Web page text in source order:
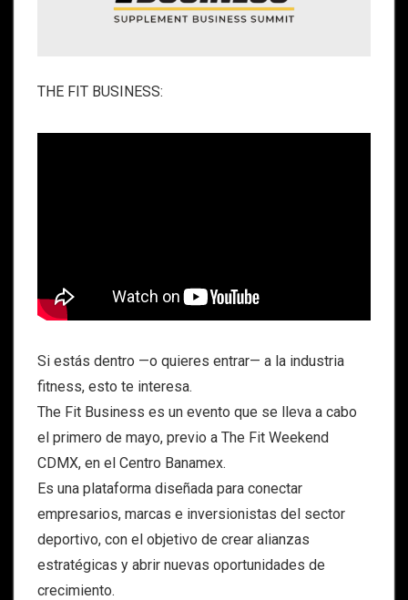
THE FIT BUSINESS:
Si estás dentro —o quieres entrar— a la industria
fitness, esto te interesa.
The Fit Business es un evento que se lleva a cabo
el primero de mayo, previo a The Fit Weekend
CDMX, en el Centro Banamex.
Es una plataforma diseñada para conectar
empresarios, marcas e inversionistas del sector
deportivo, con el objetivo de crear alianzas
estratégicas y abrir nuevas oportunidades de
crecimiento.